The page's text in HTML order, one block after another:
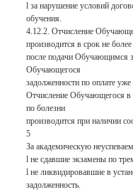
l за нарушение условий
обучения.
4.12.2. Отчисление
производится в срок не
после подачи Обучающимся
Обучающегося
задолженности по оплате
Отчисление Обучающегося в
по болезни
производится при наличии
5
За академическую
l не сдавшие экзамены по
l не ликвидировавшие в
задолженность.